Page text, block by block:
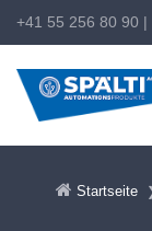
+41 55 256 80 90 |
Startseite